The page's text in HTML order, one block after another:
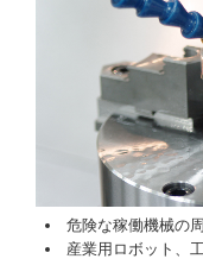
危険な稼働機械の
産業用ロボット、